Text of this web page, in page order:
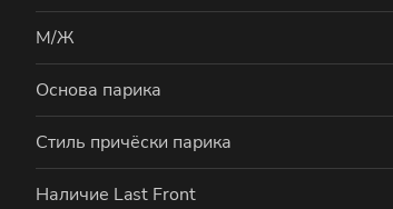
М/Ж
Основа парика
Стиль причёски парика
Наличие Last Front